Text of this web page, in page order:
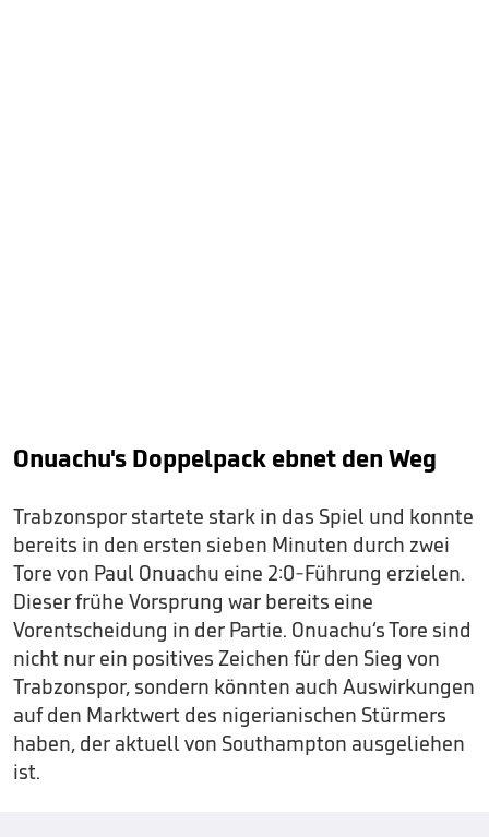
Onuachu's Doppelpack ebnet den Weg
Trabzonspor startete stark in das Spiel und konnte
bereits in den ersten sieben Minuten durch zwei
Tore von Paul Onuachu eine 2:0-Führung erzielen.
Dieser frühe Vorsprung war bereits eine
Vorentscheidung in der Partie. Onuachu‘s Tore sind
nicht nur ein positives Zeichen für den Sieg von
Trabzonspor, sondern könnten auch Auswirkungen
auf den Marktwert des nigerianischen Stürmers
haben, der aktuell von Southampton ausgeliehen
ist.